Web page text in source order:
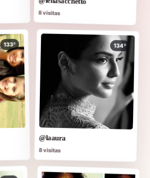
8 visitas
133º 134º
@laaura
8 visitas